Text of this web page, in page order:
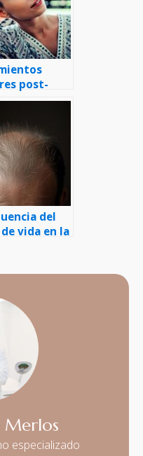
post-
del
vida en la
Merlos
especializado